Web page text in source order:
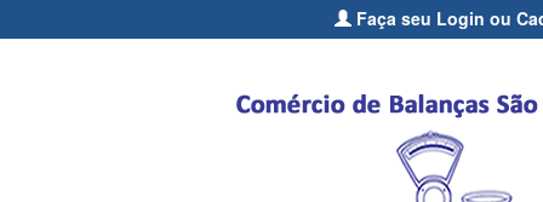
Faça seu Login ou